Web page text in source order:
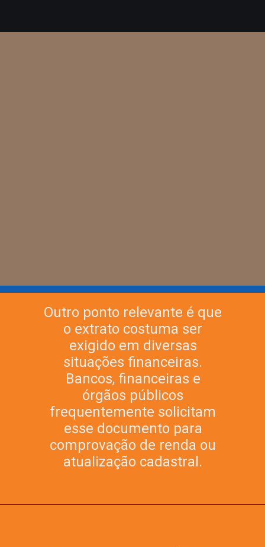
Outro ponto relevante é que
o extrato costuma ser
exigido em diversas
situações financeiras.
Bancos, financeiras e
órgãos públicos
frequentemente solicitam
esse documento para
comprovação de renda ou
atualização cadastral.